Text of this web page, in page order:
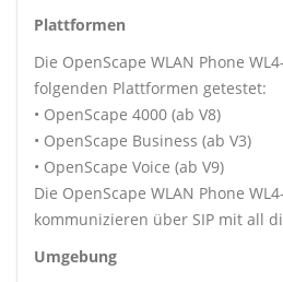
Plattformen
Die OpenScape WLAN Phone
folgenden Plattformen getestet:
• OpenScape 4000 (ab V8)
• OpenScape Business (ab V3)
• OpenScape Voice (ab V9)
Die OpenScape WLAN Phone
kommunizieren über SIP mit all
Umgebung